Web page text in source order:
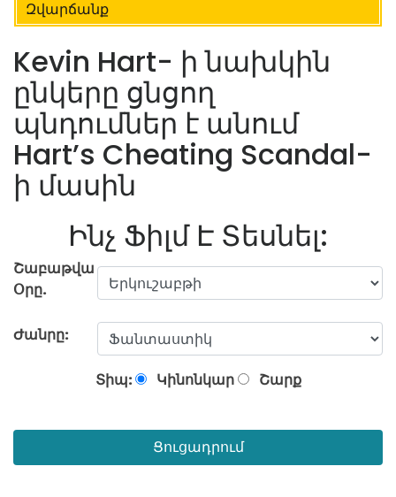
Զվարճանք
Kevin Hart- ի նախկին
ընկերը ցնցող
պնդումներ է անում
Hart’s Cheating Scandal-
ի մասին
Ինչ Ֆիլմ Է Տեսնել:
Շաբաթվա
Օրը.
Ժանրը:
Տիպ: Կինոնկար Շարք
Ցուցադրում